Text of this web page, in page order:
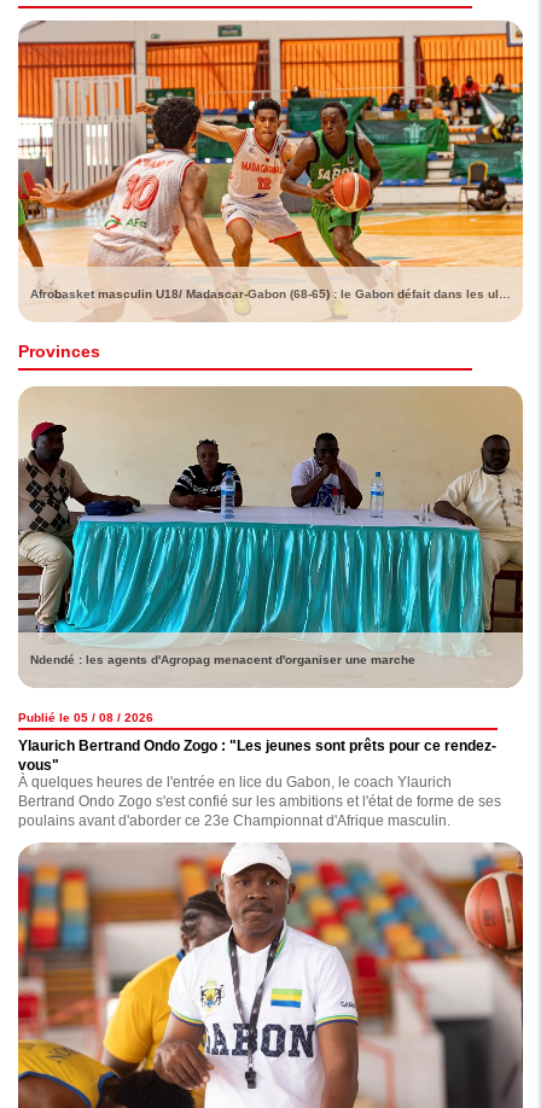
Provinces
Ndendé : les agents d'Agropag menacent d'organiser une marche
Publié le 05 / 08 / 2026
Ylaurich Bertrand Ondo Zogo : "Les jeunes sont prêts pour ce rendez-
vous"
À quelques heures de l'entrée en lice du Gabon, le coach Ylaurich
Bertrand Ondo Zogo s'est confié sur les ambitions et l'état de forme de ses
poulains avant d'aborder ce 23e Championnat d'Afrique masculin.